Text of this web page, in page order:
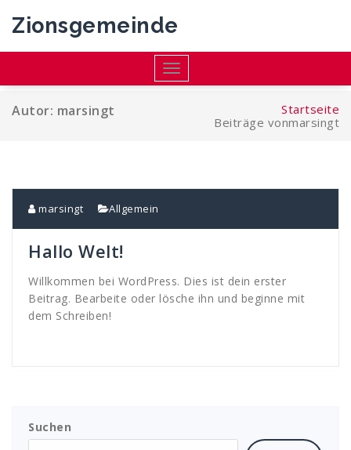
Inhalt
Zionsgemeinde
Toggle
navigation
Autor: marsingt
Startseite
Beiträge vonmarsingt
marsingt Allgemein
Hallo Welt!
Willkommen bei WordPress. Dies ist dein erster
Beitrag. Bearbeite oder lösche ihn und beginne mit
dem Schreiben!
Suchen